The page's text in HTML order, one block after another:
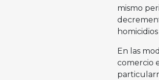
mismo
En las
comercio